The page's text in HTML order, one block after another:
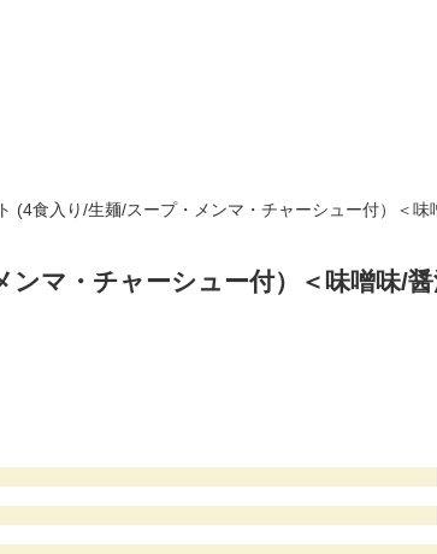
(4食入り/生麺/スープ・メンマ・チャーシュー付）＜味
マ・チャーシュー付）＜味噌味/醤